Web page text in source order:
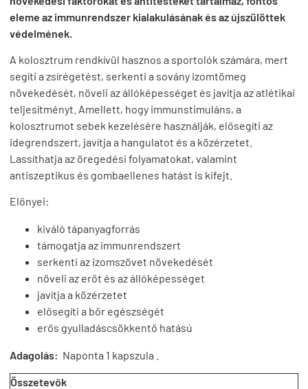
eleme az immunrendszer kialakulásának és az újszülöttek
védelmének.
A kolosztrum rendkívül hasznos a sportolók számára, mert
segíti a zsírégetést, serkenti a sovány izomtömeg
növekedését, növeli az állóképességet és javítja az atlétikai
teljesítményt. Amellett, hogy immunstimuláns, a
kolosztrumot sebek kezelésére használják, elősegíti az
idegrendszert, javítja a hangulatot és a közérzetet.
Lassíthatja az öregedési folyamatokat, valamint
antiszeptikus és gombaellenes hatást is kifejt.
Előnyei:
kiváló tápanyagforrás
támogatja az immunrendszert
serkenti az izomszövet növekedését
növeli az erőt és az állóképességet
javítja a közérzetet
elősegíti a bőr egészségét
erős gyulladáscsökkentő hatású
Adagolás: Naponta 1 kapszula .
Összetevők